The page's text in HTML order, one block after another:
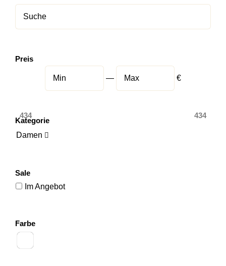
€620,00
€434,00.
Preis
— €
434 434
Kategorie
Damen 
Sale
Im Angebot
Farbe